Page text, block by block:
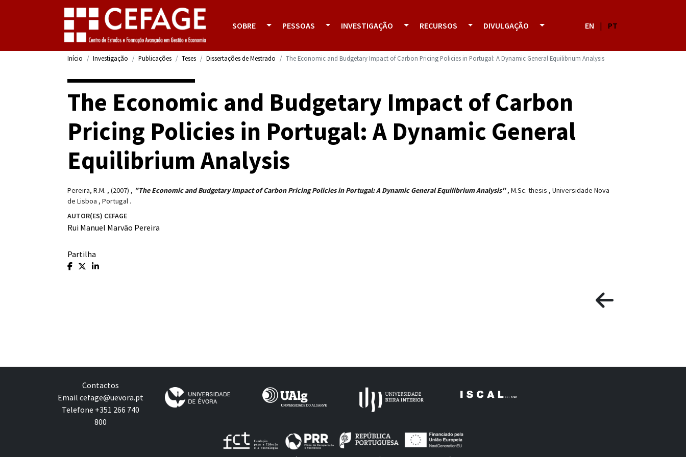
SOBRE PESSOAS INVESTIGAÇÃO RECURSOS DIVULGAÇÃO EN | PT
Início Investigação Publicações Teses Dissertações de Mestrado The Economic and Budgetary Impact of Carbon Pricing Policies in Portugal: A Dynamic General Equilibrium Analysis
The Economic and Budgetary Impact of Carbon
Pricing Policies in Portugal: A Dynamic General
Equilibrium Analysis
Pereira, R.M. , (2007) , "The Economic and Budgetary Impact of Carbon Pricing Policies in Portugal: A Dynamic General Equilibrium Analysis", M.Sc. thesis , Universidade Nova
de Lisboa , Portugal .
AUTOR(ES) CEFAGE
Rui Manuel Marvão Pereira
Partilha
Contactos
Email cefage@uevora.pt
Telefone +351 266 740
800